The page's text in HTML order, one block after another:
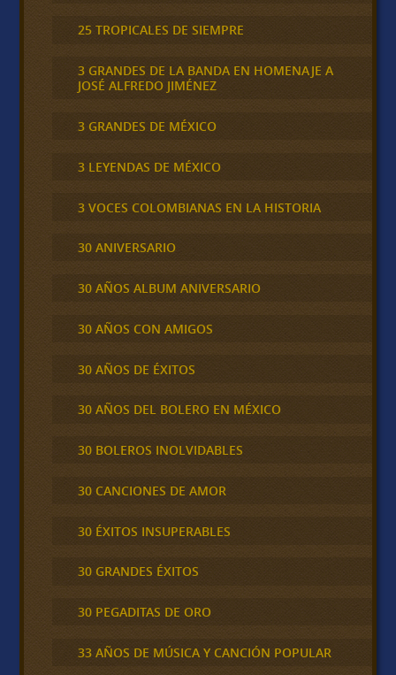
25 TROPICALES DE SIEMPRE
3 GRANDES DE LA BANDA EN HOMENAJE A
JOSÉ ALFREDO JIMÉNEZ
3 GRANDES DE MÉXICO
3 LEYENDAS DE MÉXICO
3 VOCES COLOMBIANAS EN LA HISTORIA
30 ANIVERSARIO
30 AÑOS ALBUM ANIVERSARIO
30 AÑOS CON AMIGOS
30 AÑOS DE ÉXITOS
30 AÑOS DEL BOLERO EN MÉXICO
30 BOLEROS INOLVIDABLES
30 CANCIONES DE AMOR
30 ÉXITOS INSUPERABLES
30 GRANDES ÉXITOS
30 PEGADITAS DE ORO
33 AÑOS DE MÚSICA Y CANCIÓN POPULAR